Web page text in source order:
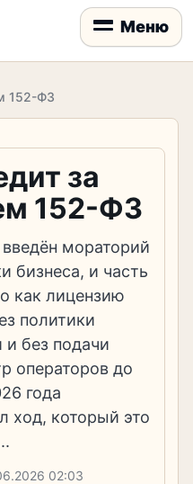
Меню
152-ФЗ
за
152-ФЗ
мораторий
бизнеса, и часть
как лицензию
политики
и без подачи
операторов до
года
ход, который это
02:03